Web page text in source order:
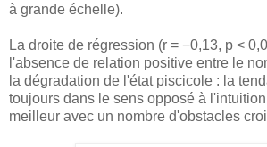
à grande échelle).
La droite de régression (r = −0,13, p <
l'absence de relation positive entre le
la dégradation de l'état piscicole : la
toujours dans le sens opposé à
meilleur avec un nombre d'obstacles